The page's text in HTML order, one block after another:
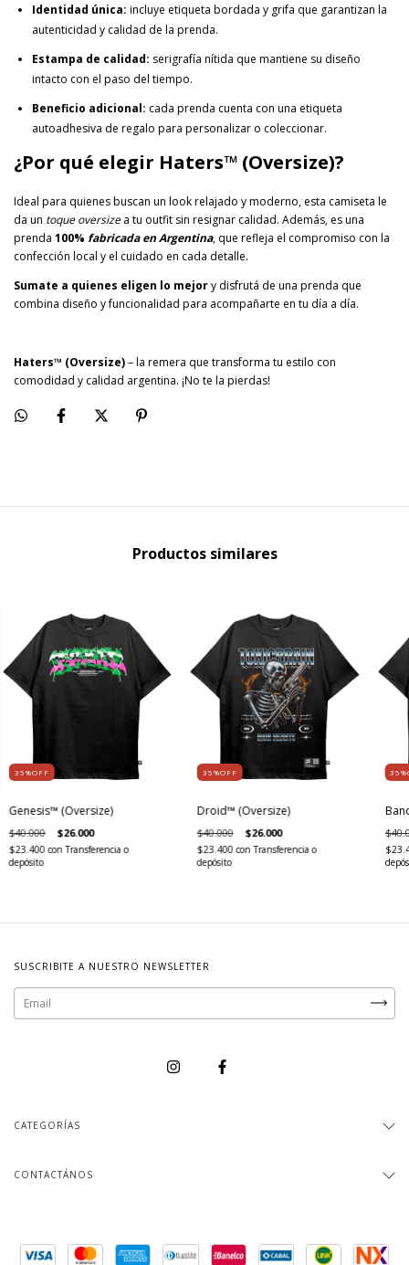
Identidad única: incluye etiqueta bordada y grifa que garantizan la
autenticidad y calidad de la prenda.
Estampa de calidad: serigrafía nítida que mantiene su diseño
intacto con el paso del tiempo.
Beneficio adicional: cada prenda cuenta con una etiqueta
autoadhesiva de regalo para personalizar o coleccionar.
¿Por qué elegir Haters™ (Oversize)?
Ideal para quienes buscan un look relajado y moderno, esta camiseta le
da un toque oversizea tu outfit sin resignar calidad. Además, es una
prenda 100% fabricada en Argentina, que refleja el compromiso con la
confección local y el cuidado en cada detalle.
Sumate a quienes eligen lo mejory disfrutá de una prenda que
combina diseño y funcionalidad para acompañarte en tu día a día.
Haters™ (Oversize)– la remera que transforma tu estilo con
comodidad y calidad argentina. ¡No te la pierdas!
Productos similares
35%OFF
Genesis™ (Oversize)
$40.000 $26.000
$23.400con Transferencia o
depósito
35%OFF
Droid™ (Oversize)
$40.000 $26.000
$23.400con Transferencia o
depósito
SUSCRIBITE A NUESTRO NEWSLETTER
CATEGORÍAS
CONTACTÁNOS